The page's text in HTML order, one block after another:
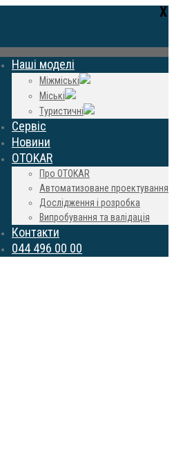
Наші моделі
Міжміські
Міські
Туристичні
Сервіс
Новини
OTOKAR
Про OTOKAR
Автоматизоване проектування
Дослідження і розробка
Випробування та валідація
Контакти
044 496 00 00
Х